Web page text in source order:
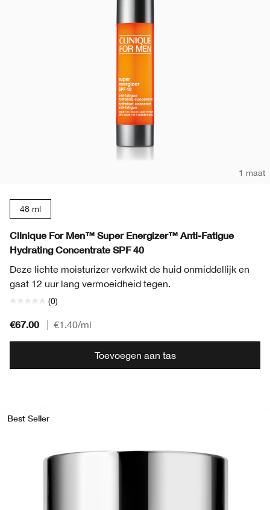
1 maat
48 ml
Clinique For Men™ Super Energizer™ Anti-Fatigue
Hydrating Concentrate SPF 40
Deze lichte moisturizer verkwikt de huid onmiddellijk en
gaat 12 uur lang vermoeidheid tegen.
(0)
€67.00 €1.40/ml
Toevoegen aan tas
Best Seller